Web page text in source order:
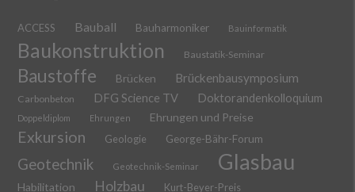
ACCESS Bauball Bauharmoniker Bauinformatik
Baukonstruktion Baustatik-Seminar
Baustoffe Brücken Brückenbausymposium
Carbonbeton DFG Science TV Doktorandenkolloquium
Doppeldiplom Ehrungen Ehrungen und Preise
Exkursion Geologie George-Bähr-Forum
Geotechnik Geotechnik-Seminar Glasbau
Habilitation Holzbau Kurt-Beyer-Preis